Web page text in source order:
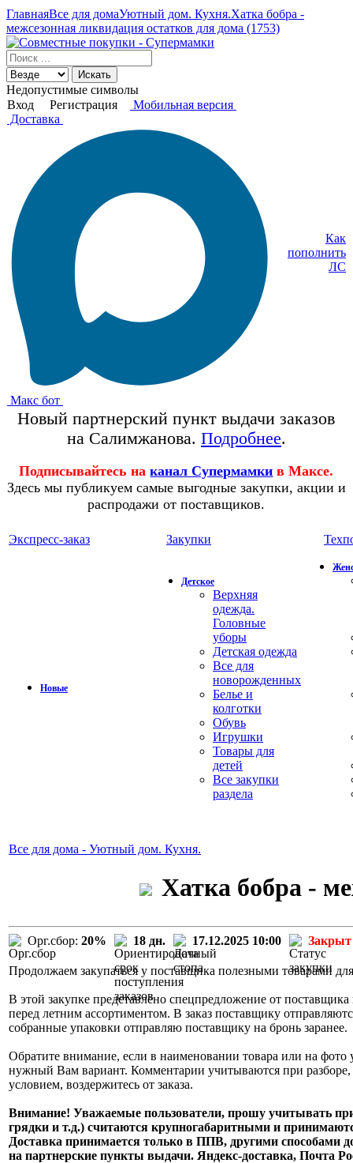
ГлавнаяВсе для домаУютный дом. Кухня.Хатка бобра -
межсезонная ликвидация остатков для дома (1753)
Искать
Недопустимые символы
Вход
Регистрация
Мобильная версия
Доставка
Макс бот
Как
пополнить
ЛС
Новый партнерский пункт выдачи заказов
на Салимжанова. Подробнее.
Подписывайтесь наканал Супермамки в Максе.
Здесь мы публикуем самые выгодные закупки, акции и
распродажи от поставщиков.
Экспресс-заказ Закупки
Новые
Детское
Верхняя
одежда.
Головные
уборы
Детская одежда
Все для
новорожденных
Белье и
колготки
Обувь
Игрушки
Товары для
детей
Все закупки
раздела
Все для дома - Уютный дом. Кухня.
Хатка бобра -
Орг.сбор: 20% 18 дн. 17.12.2025 10:00 Закрыт
Продолжаем закупаться у поставщика полезными товарами
В этой закупке представлено спецпредложение от
перед летним ассортиментом. В заказ поставщику
собранные упаковки отправляю поставщику на бронь заранее.
Обратите внимание, если в наименовании товара или на фото
нужный Вам вариант. Комментарии учитываются при
условием, воздержитесь от заказа.
Внимание! Уважаемые пользователи, прошу учитывать
грядки и т.д.) считаются крупногабаритными и
Доставка принимается только в ППВ, другими
на партнерские пункты выдачи. Яндекс-доставка, Почта